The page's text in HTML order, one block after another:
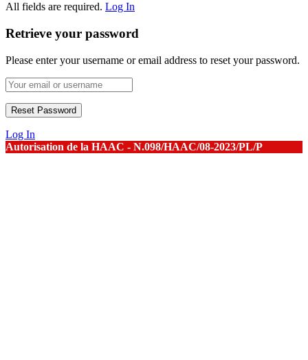
All fields are required. Log In
Retrieve your password
Please enter your username or email address to reset your password.
Log In
Autorisation de la HAAC - N.098/HAAC/08-2023/PL/P